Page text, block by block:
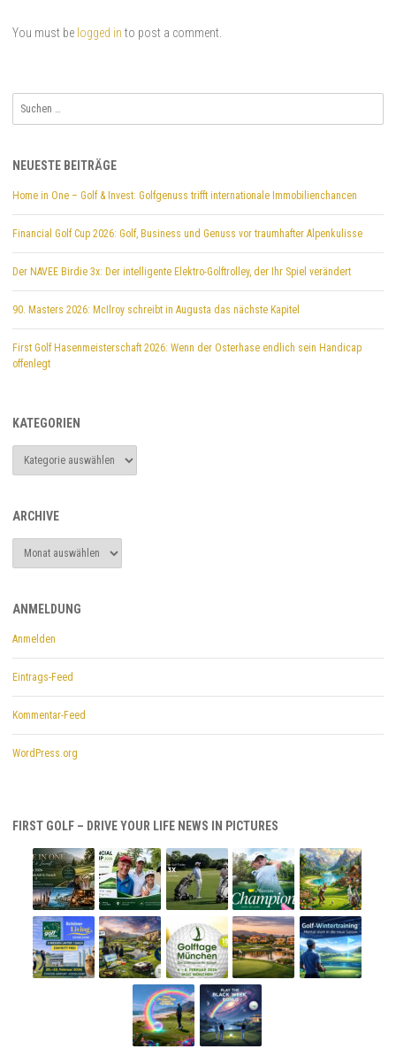
You must be logged in to post a comment.
nach:
NEUESTE BEITRÄGE
Home in One – Golf & Invest: Golfgenuss trifft internationale Immobilienchancen
Financial Golf Cup 2026: Golf, Business und Genuss vor traumhafter Alpenkulisse
Der NAVEE Birdie 3x: Der intelligente Elektro-Golftrolley, der Ihr Spiel verändert
90. Masters 2026: McIlroy schreibt in Augusta das nächste Kapitel
First Golf Hasenmeisterschaft 2026: Wenn der Osterhase endlich sein Handicap
offenlegt
KATEGORIEN
ARCHIVE
ANMELDUNG
Anmelden
Eintrags-Feed
Kommentar-Feed
WordPress.org
FIRST GOLF – DRIVE YOUR LIFE NEWS IN PICTURES